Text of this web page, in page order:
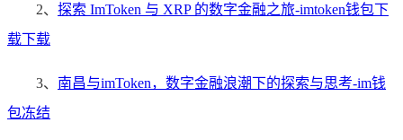
2、 探索 ImToken 与 XRP 的数字金融之旅-imtoken钱包下
载下载
3、 南昌与imToken，数字金融浪潮下的探索与思考-im钱
包冻结